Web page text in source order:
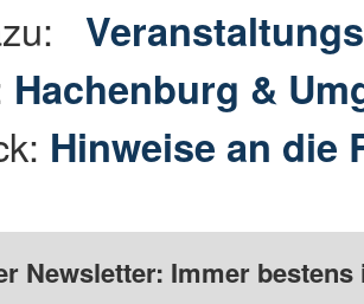
Hachenburg &
Hinweise an die
Newsletter: Immer